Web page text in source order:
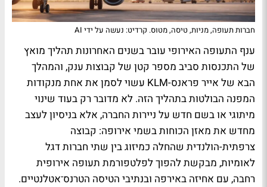
חברות תעופה, מניות, טיסה, מטוס. קרדיט: נעשה על ידי AI
ענף התעופה האירופי עובר בשנים האחרונות תהליך מואץ
של התכנסות סביב מספר קטן של קבוצות ענק, והמהלך
הבא של אייר פראנס-KLM עשוי לסמן את אחת מנקודות
המפנה הבולטות בתהליך הזה. לא מדובר רק בעוד שינוי
מיתוגי או בשם חדש על ניירות החברה, אלא בניסיון לעצב
מחדש את מאזן הכוחות בשמי אירופה: קבוצה
צרפתית-הולנדית שהחלה כמיזוג בין שתי חברות דגל
לאומיות, מבקשת להפוך לפלטפורמת תעופה אירופית
רחבה, עם אחיזה באירפה ובנתיבי הטיסה הטרנס־אטלנטיים.